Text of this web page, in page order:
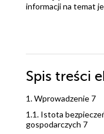
informacji na temat
Spis treści
1. Wprowadzenie 7
1.1. Istota
gospodarczych 7